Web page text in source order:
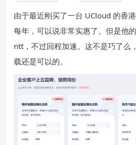
由于最近刚买了一台 UCloud 的香
每年，可以说非常实惠了。但是他
ntt，不过回程加速。这不是巧了么
载还是可以的。